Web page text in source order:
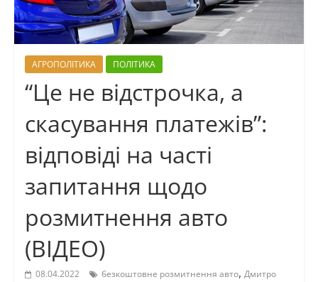
АГРОПОЛІТИКА ПОЛІТИКА
“Це не відстрочка, а
скасування платежів”:
відповіді на часті
запитання щодо
розмитнення авто
(ВІДЕО)
08.04.2022 безкоштовне розмитнення авто, Дмитро